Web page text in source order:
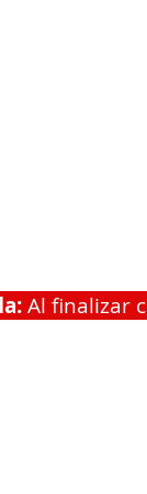
Al finalizar